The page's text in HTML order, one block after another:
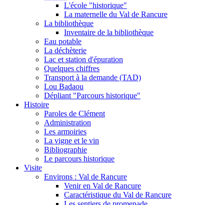
L'école "historique"
La maternelle du Val de Rancure
La bibliothèque
Inventaire de la bibliothèque
Eau potable
La déchèterie
Lac et station d'épuration
Quelques chiffres
Transport à la demande (TAD)
Lou Badaou
Dépliant "Parcours historique"
Histoire
Paroles de Clément
Administration
Les armoiries
La vigne et le vin
Bibliographie
Le parcours historique
Visite
Environs : Val de Rancure
Venir en Val de Rancure
Caractéristique du Val de Rancure